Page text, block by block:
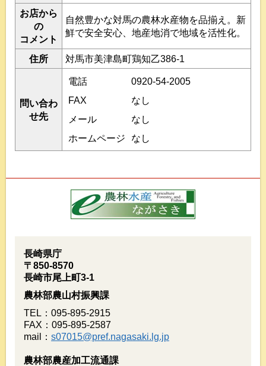
お店から
の
コメント
自然豊かな対馬の農林水産物を品揃え。新
鮮で安全安心、地産地消で地域を活性化。
住所 対馬市美津島町鶏知乙386-1
問い合わ
せ先
電話
0920-54-2005
FAX
なし
メール
なし
ホームページ
なし
長崎県庁
〒850-8570
長崎市尾上町3-1
農林部農山村振興課
TEL：095-895-2915
FAX：095-895-2587
mail： s07015@pref.nagasaki.lg.jp
農林部農産加工流通課